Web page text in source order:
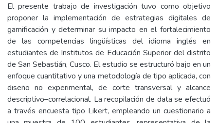
El presente trabajo de investigación tuvo como objetivo
proponer la implementación de estrategias digitales de
gamificación y determinar su impacto en el fortalecimiento
de las competencias lingüísticas del idioma inglés en
estudiantes de Institutos de Educación Superior del distrito
de San Sebastián, Cusco. El estudio se estructuró bajo en un
enfoque cuantitativo y una metodología de tipo aplicada, con
diseño no experimental, de corte transversal y alcance
descriptivo–correlacional. La recopilación de data se efectuó
a través encuesta tipo Likert, empleando un cuestionario a